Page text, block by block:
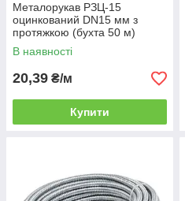
Металорукав РЗЦ‑15
оцинкований DN15 мм з
протяжкою (бухта 50 м)
В наявності
20,39 ₴/м
Купити